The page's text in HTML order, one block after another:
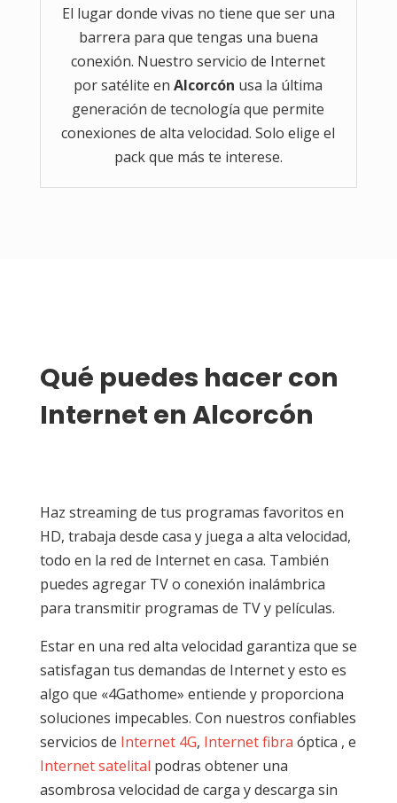
El lugar donde vivas no tiene que ser una
barrera para que tengas una buena
conexión. Nuestro servicio de Internet
por satélite enAlcorcón usa la última
generación de tecnología que permite
conexiones de alta velocidad. Solo elige el
pack que más te interese.
Qué puedes hacer con
Internet en Alcorcón
Haz streaming de tus programas favoritos en
HD, trabaja desde casa y juega a alta velocidad,
todo en la red de Internet en casa. También
puedes agregar TV o conexión inalámbrica
para transmitir programas de TV y películas.
Estar en una red alta velocidad garantiza que se
satisfagan tus demandas de Internet y esto es
algo que «4Gathome» entiende y proporciona
soluciones impecables. Con nuestros confiables
servicios de Internet 4G, Internet fibra óptica , e
Internet satelital podras obtener una
asombrosa velocidad de carga y descarga sin